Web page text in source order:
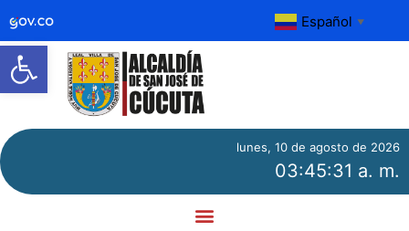
Abrir barra de herramientas
Español ▼
lunes, 10 de agosto de 2026
03:45:31 a. m.